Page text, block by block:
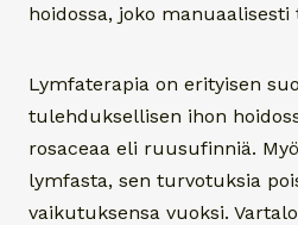
hoidossa, joko manuaalisesti
Lymfaterapia on erityisen
tulehduksellisen ihon
rosaceaa eli ruusufinniä.
lymfasta, sen turvotuksia
vaikutuksensa vuoksi.